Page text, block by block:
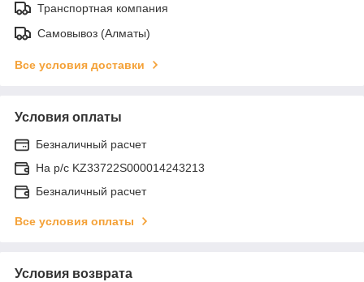
Транспортная компания
Самовывоз (Алматы)
Все условия доставки
Условия оплаты
Безналичный расчет
На р/c KZ33722S000014243213
Безналичный расчет
Все условия оплаты
Условия возврата